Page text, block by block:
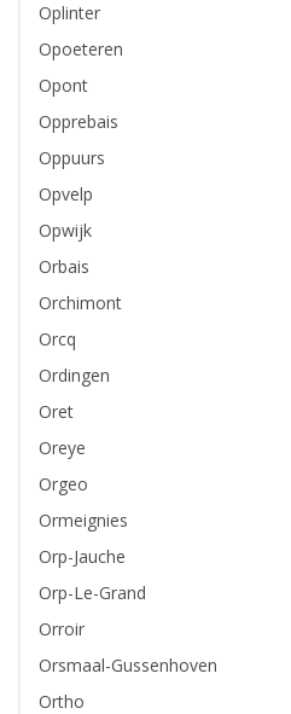
Oplinter
Opoeteren
Opont
Opprebais
Oppuurs
Opvelp
Opwijk
Orbais
Orchimont
Orcq
Ordingen
Oret
Oreye
Orgeo
Ormeignies
Orp-Jauche
Orp-Le-Grand
Orroir
Orsmaal-Gussenhoven
Ortho